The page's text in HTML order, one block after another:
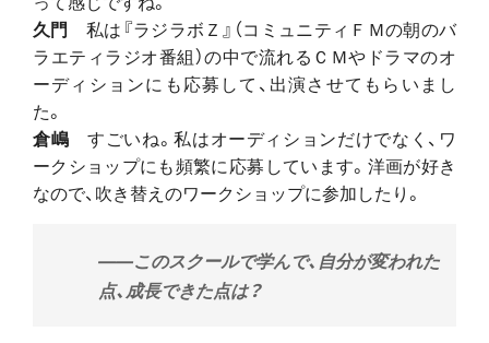
久門 私は『ラジラボＺ』（コミュニティＦＭの朝のバ
ラエティラジオ番組）の中で流れるＣＭやドラマのオ
ーディションにも応募して、出演させてもらいまし
た。
倉嶋 すごいね。私はオーディションだけでなく、ワ
ークショップにも頻繁に応募しています。洋画が好き
なので、吹き替えのワークショップに参加したり。
――このスクールで学んで、自分が変われた
点、成長できた点は？